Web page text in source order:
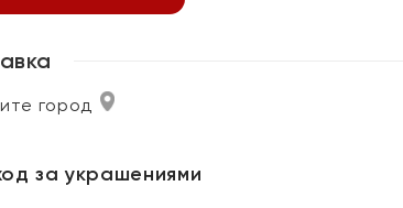
город
за украшениями